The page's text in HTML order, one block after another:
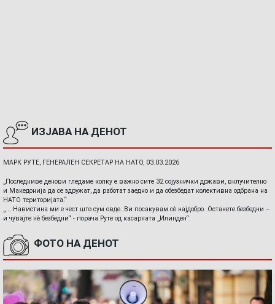
ИЗЈАВА НА ДЕНОТ
МАРК РУТЕ, ГЕНЕРАЛЕН СЕКРЕТАР НА НАТО, 03.03.2026
„Последниве денови гледаме колку е важно сите 32 сојузнички држави, вклучително
и Македонија да се здружат, да работат заедно и да обезбедат колективна одбрана на
НАТО територијата.“
„ ...Навистина ми е чест што сум овде. Ви посакувам сè најдобро. Останете безбедни –
и чувајте нè безбедни“ - порача Руте од касарната „Илинден“.
ФОТО НА ДЕНОТ